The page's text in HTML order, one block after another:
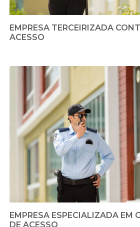
EMPRESA TERCEIRIZADA
ACESSO
EMPRESA ESPECIALIZADA EM
DE ACESSO